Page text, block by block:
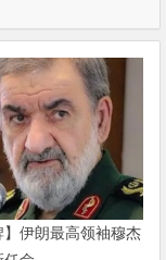
】伊朗最高领袖穆杰